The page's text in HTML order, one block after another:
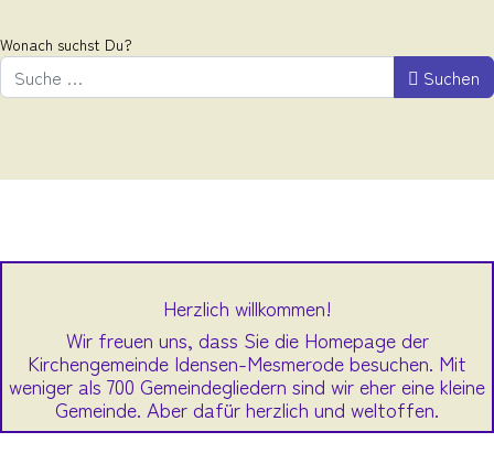
Wonach suchst Du?
Suchen
Herzlich willkommen!
Wir freuen uns, dass Sie die Homepage der
Kirchengemeinde Idensen-Mesmerode besuchen. Mit
weniger als 700 Gemeindegliedern sind wir eher eine kleine
Gemeinde. Aber dafür herzlich und weltoffen.